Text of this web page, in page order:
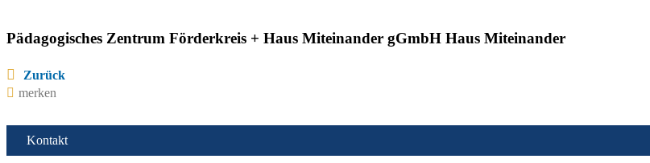
Pädagogisches Zentrum Förderkreis + Haus Miteinander gGmbH Haus Miteinander
Zurück
merken
Kontakt